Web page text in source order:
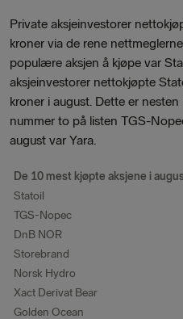
Private aksjeinvestorer
kroner via de rene
populære aksjen å kjøpe var
aksjeinvestorer nettokjøpte
kroner i august. Dette er
nummer to på listen TGS-
august var Yara.
De 10 mest kjøpte aksjene i
Statoil
TGS-Nopec
DnB NOR
Storebrand
Norsk Hydro
Xact Derivat Bear
Golden Ocean